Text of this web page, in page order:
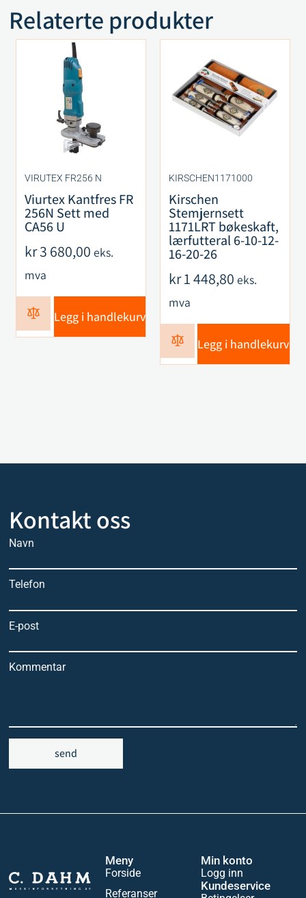
Relaterte produkter
VIRUTEX FR256 N
Viurtex Kantfres FR
256N Sett med
CA56 U
kr3 680,00 eks.
mva
Legg i handlekurv
KIRSCHEN1171000
Kirschen
Stemjernsett
1171LRT bøkeskaft,
lærfutteral 6-10-12-
16-20-26
kr1 448,80 eks.
mva
Legg i handlekurv
Kontakt oss
Navn
Telefon
E-post
Kommentar
send
Meny
Forside
Referanser
Min konto
Logg inn
Kundeservice